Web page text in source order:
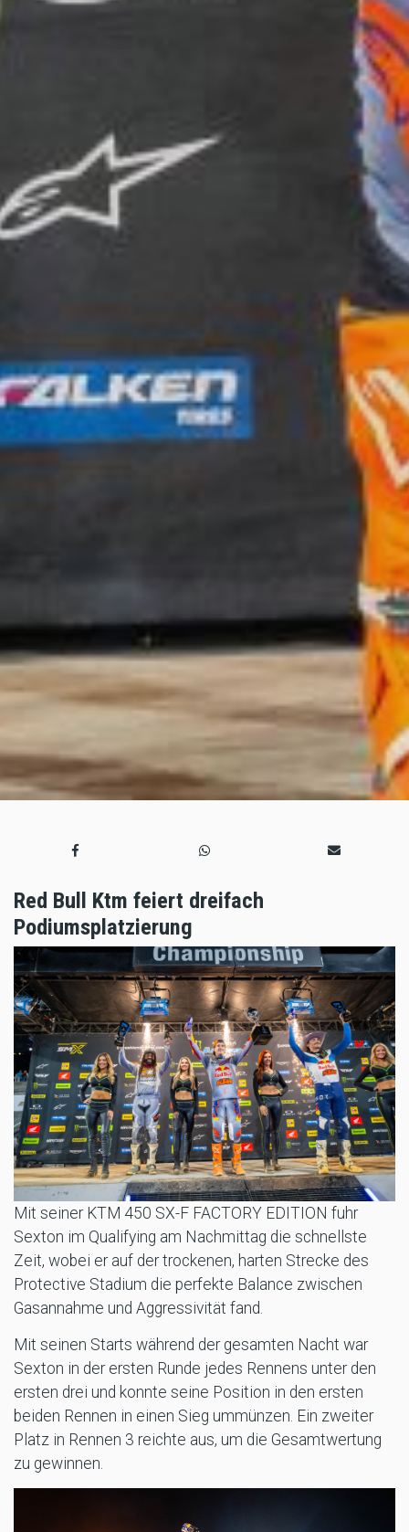
Red Bull Ktm feiert dreifach
Podiumsplatzierung
Mit seiner KTM 450 SX-F FACTORY EDITION fuhr
Sexton im Qualifying am Nachmittag die schnellste
Zeit, wobei er auf der trockenen, harten Strecke des
Protective Stadium die perfekte Balance zwischen
Gasannahme und Aggressivität fand.
Mit seinen Starts während der gesamten Nacht war
Sexton in der ersten Runde jedes Rennens unter den
ersten drei und konnte seine Position in den ersten
beiden Rennen in einen Sieg ummünzen. Ein zweiter
Platz in Rennen 3 reichte aus, um die Gesamtwertung
zu gewinnen.